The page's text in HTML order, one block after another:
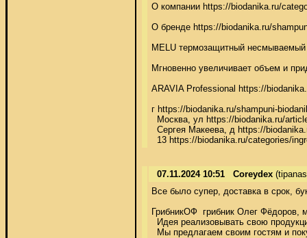
О компании https://biodanika.ru/
О бренде https://biodanika.ru/
MELU термозащитный
Мгновенно увеличивает объем и
ARAVIA Professional https://
г https://biodanika.ru/shampuni-
Москва, ул https://biodanika.ru/
Сергея Макеева, д https://
13 https://biodanika.ru/categories/
07.11.2024 10:51 Coreydex
Все было супер, доставка в срок,
ГрибникОФ  грибник Олег Фёдоров,
Идея реализовывать свою
Мы предлагаем своим гостям и